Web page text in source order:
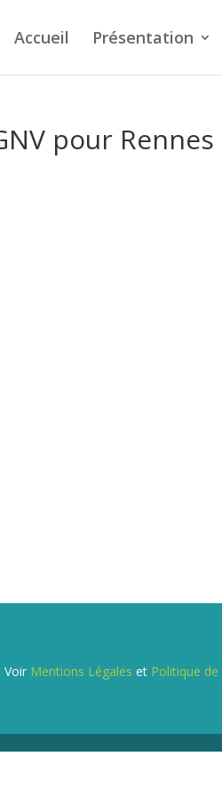
Accueil Présentation
pour
Voir Mentions Légales et Politique